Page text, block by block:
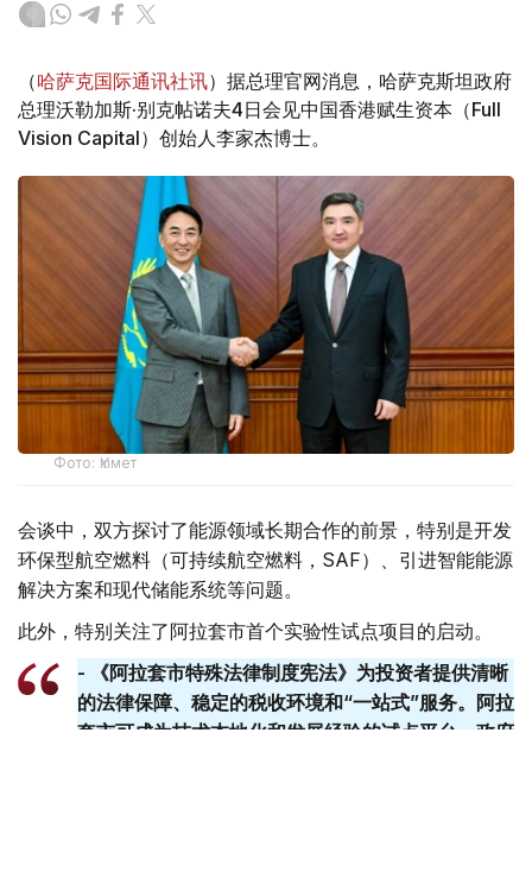
（哈萨克国际通讯社讯）据总理官网消息，哈萨克斯坦政府
总理沃勒加斯·别克帖诺夫4日会见中国香港赋生资本（Full
Vision Capital）创始人李家杰博士。
Фото: Үкімет
会谈中，双方探讨了能源领域长期合作的前景，特别是开发
环保型航空燃料（可持续航空燃料，SAF）、引进智能能源
解决方案和现代储能系统等问题。
此外，特别关注了阿拉套市首个实验性试点项目的启动。
- 《阿拉套市特殊法律制度宪法》为投资者提供清晰
的法律保障、稳定的税收环境和“一站式”服务。阿拉
套​​市可成为技术本地化和发展经验的试点平台。政府